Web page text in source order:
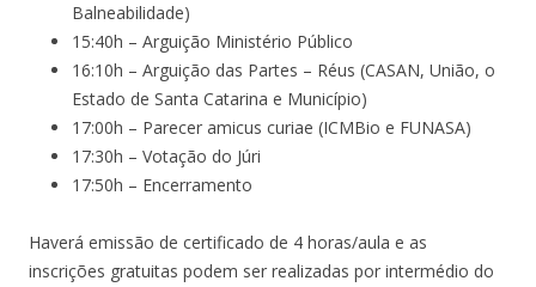
Balneabilidade)
15:40h – Arguição Ministério Público
16:10h – Arguição das Partes – Réus (CASAN, União, o
Estado de Santa Catarina e Município)
17:00h – Parecer amicus curiae (ICMBio e FUNASA)
17:30h – Votação do Júri
17:50h – Encerramento
Haverá emissão de certificado de 4 horas/aula e as
inscrições gratuitas podem ser realizadas por intermédio do